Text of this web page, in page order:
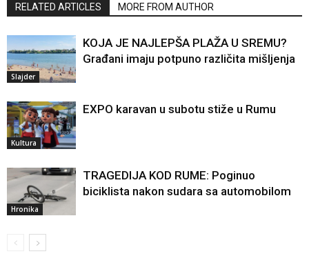
RELATED ARTICLES MORE FROM AUTHOR
Slajder
KOJA JE NAJLEPŠA PLAŽA U SREMU?
Građani imaju potpuno različita mišljenja
Kultura
EXPO karavan u subotu stiže u Rumu
Hronika
TRAGEDIJA KOD RUME: Poginuo
biciklista nakon sudara sa automobilom